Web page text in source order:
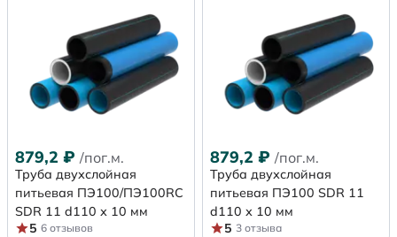
879,2 ₽ /пог.м.
Труба двухслойная
питьевая ПЭ100/ПЭ100RC
SDR 11 d110 х 10 мм
5 6 отзывов
879,2 ₽ /пог.м.
Труба двухслойная
питьевая ПЭ100 SDR 11
d110 х 10 мм
5 3 отзыва